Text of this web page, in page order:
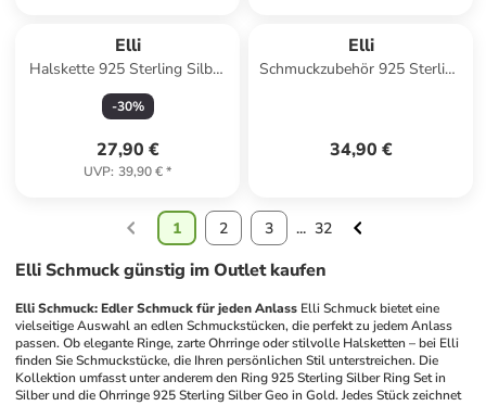
Elli
Halskette 925 Sterling Silber
in Silber
-30%
27,90 €
UVP: 39,90 €*
Elli
Schmuckzubehör 925 Sterling
34,90 €
1 2 3 ... 32
Elli Schmuck günstig im Outlet kaufen
Elli Schmuck: Edler Schmuck für jeden Anlass Elli Schmuck bietet eine
vielseitige Auswahl an edlen Schmuckstücken, die perfekt zu jedem Anlass
passen. Ob elegante Ringe, zarte Ohrringe oder stilvolle Halsketten – bei Elli
finden Sie Schmuckstücke, die Ihren persönlichen Stil unterstreichen. Die
Kollektion umfasst unter anderem den Ring 925 Sterling Silber Ring Set in
Silber und die Ohrringe 925 Sterling Silber Geo in Gold. Jedes Stück zeichnet